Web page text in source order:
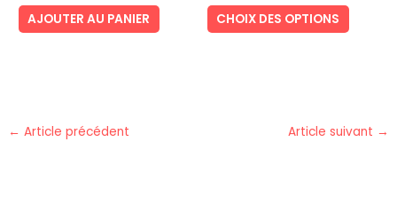
initial
était :
actuel
est :
AJOUTER AU PANIER
prix :
20,00€
CHOIX DES OPTIONS
Ce
produit
← Article précédent Article suivant →